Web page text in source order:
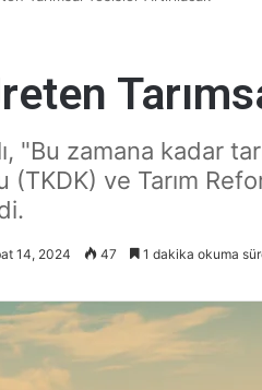
"Bu zamana kadar
(TKDK) ve Tarım
14, 2024 47 1 dakika okuma